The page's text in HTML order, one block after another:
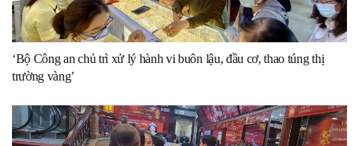
‘Bộ Công an chủ trì xử lý hành vi buôn lậu, đầu cơ, thao túng thị
trường vàng’